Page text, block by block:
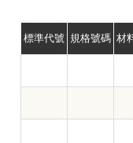
標準代號 規格號碼 材